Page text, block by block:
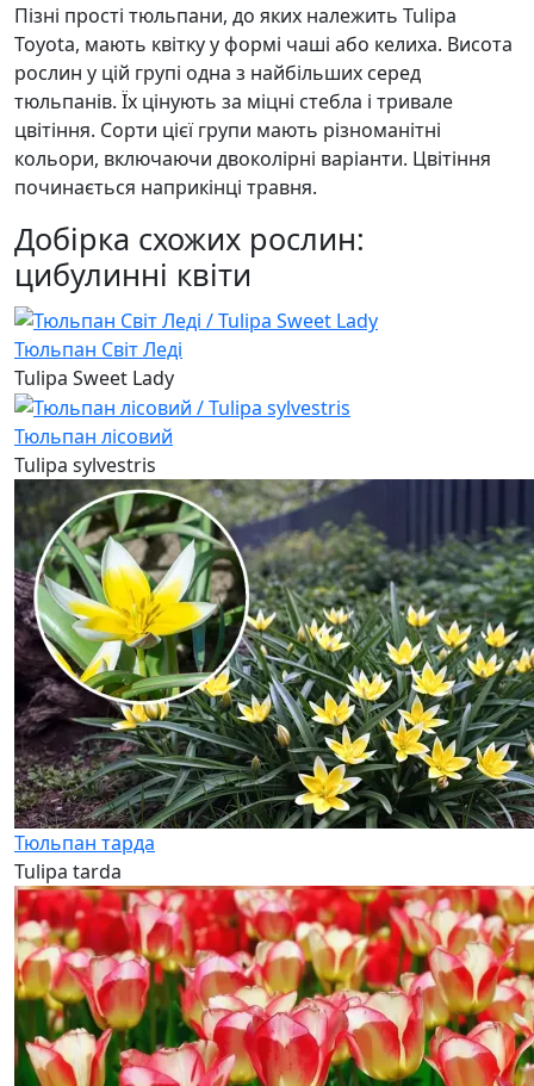
Пізні прості тюльпани, до яких належить Tulipa
Toyota, мають квітку у формі чаші або келиха. Висота
рослин у цій групі одна з найбільших серед
тюльпанів. Їх цінують за міцні стебла і тривале
цвітіння. Сорти цієї групи мають різноманітні
кольори, включаючи двоколірні варіанти. Цвітіння
починається наприкінці травня.
Добірка схожих рослин:
цибулинні квіти
Тюльпан Світ Леді
Tulipa Sweet Lady
Тюльпан лісовий
Tulipa sylvestris
Тюльпан тарда
Tulipa tarda